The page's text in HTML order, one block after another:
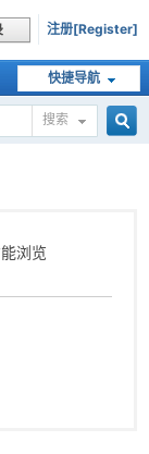
注册[Register]
快捷导航
搜索
浏览